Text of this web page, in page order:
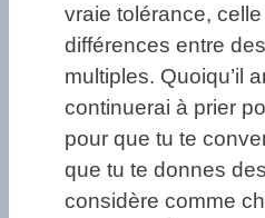
vraie tolérance,
différences entre
multiples. Quoiqu’il
continuerai à prier
pour que tu te
que tu te donnes
considère comme